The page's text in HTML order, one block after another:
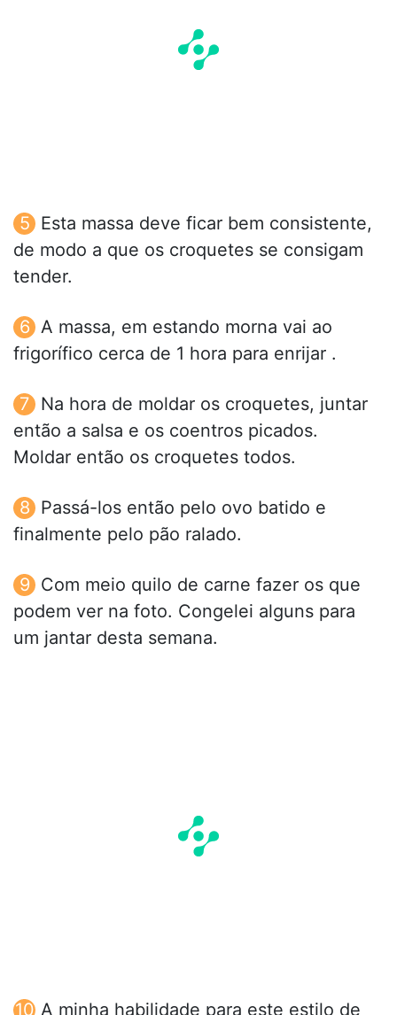
Esta massa deve ficar bem consistente,
de modo a que os croquetes se consigam
tender.
A massa, em estando morna vai ao
frigorífico cerca de 1 hora para enrijar .
Na hora de moldar os croquetes, juntar
então a salsa e os coentros picados.
Moldar então os croquetes todos.
Passá-los então pelo ovo batido e
finalmente pelo pão ralado.
Com meio quilo de carne fazer os que
podem ver na foto. Congelei alguns para
um jantar desta semana.
A minha habilidade para este estilo de